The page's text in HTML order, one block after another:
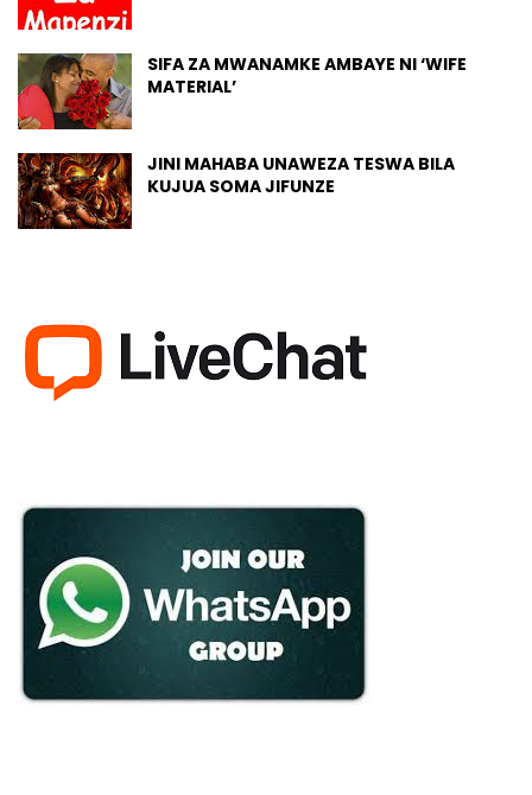
SIFA ZA MWANAMKE AMBAYE NI ‘WIFE
MATERIAL’
JINI MAHABA UNAWEZA TESWA BILA
KUJUA SOMA JIFUNZE